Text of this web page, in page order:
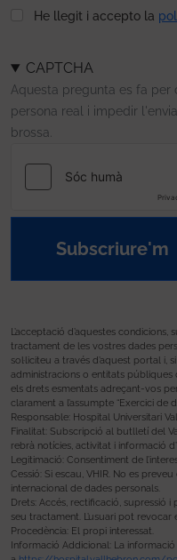
He llegit i accepto la
CAPTCHA
Aquesta pregunta es fa per
persona real i impedir
brossa.
Subscriure'm
L’acceptació d’aquestes
tractament de les vostres dades
sol·liciteu a través d’aquest portal i,
administracions o entitats
els drets esmentats adreçant-vos
clarament a l’assumpte “Exercici de
Responsable: Hospital Universitari
Finalitat: Subscripció al butlletí del
rebrà notícies, activitat i informació
Legitimació: Consentiment de
Cessió: Si escau, VHIR. No es
internacional de dades personals.
Drets: Accés, rectificació, supressió
seu tractament. L’usuari pot
Procedència: El propi interessat.
Informació Addicional: La